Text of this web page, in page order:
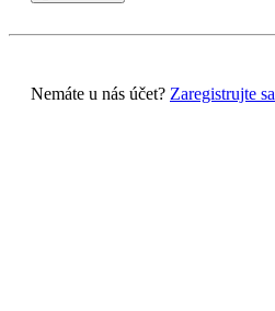
Nemáte u nás účet? Zaregistrujte sa